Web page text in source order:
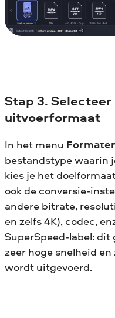
Stap 3. Selecteer
uitvoerformaat
In het menu
bestandstype waarin
kies je het
ook de conversie-
andere bitrate,
en zelfs 4K), codec,
SuperSpeed-label: dit
zeer hoge snelheid
wordt uitgevoerd.